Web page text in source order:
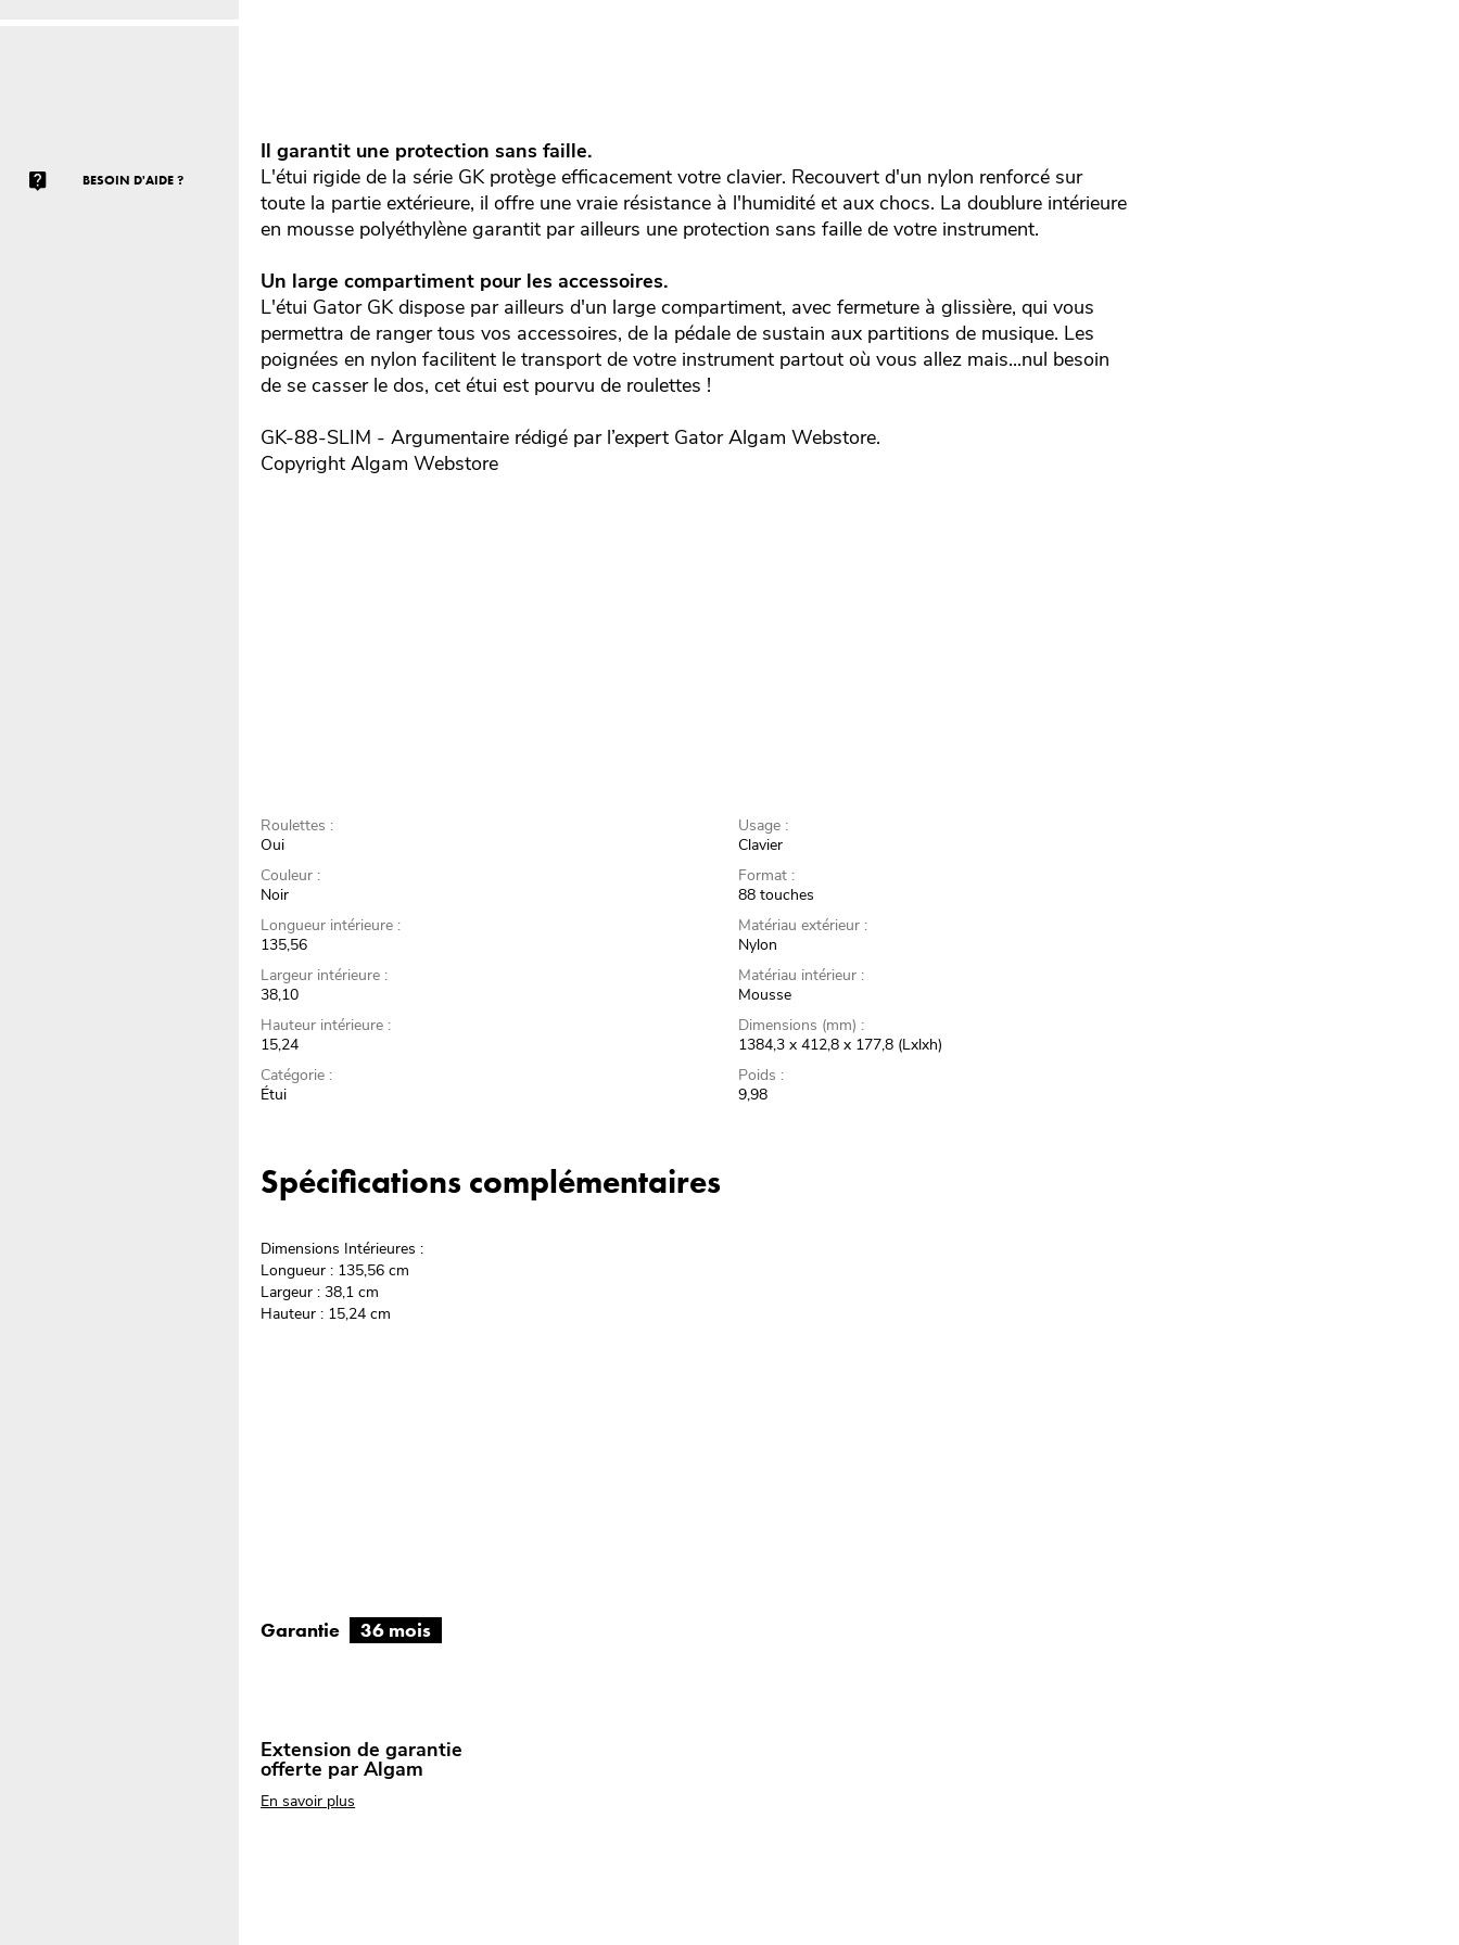
BESOIN D'AIDE ?
Il garantit une protection sans faille.
L'étui rigide de la série GK protège efficacement votre clavier. Recouvert d'un nylon renforcé sur
toute la partie extérieure, il offre une vraie résistance à l'humidité et aux chocs. La doublure intérieure
en mousse polyéthylène garantit par ailleurs une protection sans faille de votre instrument.
Un large compartiment pour les accessoires.
L'étui Gator GK dispose par ailleurs d'un large compartiment, avec fermeture à glissière, qui vous
permettra de ranger tous vos accessoires, de la pédale de sustain aux partitions de musique. Les
poignées en nylon facilitent le transport de votre instrument partout où vous allez mais...nul besoin
de se casser le dos, cet étui est pourvu de roulettes !
GK-88-SLIM - Argumentaire rédigé par l’expert GatorAlgam Webstore.
Copyright Algam Webstore
Roulettes :
Oui
Couleur :
Noir
Longueur intérieure :
135,56
Largeur intérieure :
38,10
Hauteur intérieure :
15,24
Catégorie :
Étui
Usage :
Clavier
Format :
88 touches
Matériau extérieur :
Nylon
Matériau intérieur :
Mousse
Dimensions (mm) :
1384,3 x 412,8 x 177,8 (Lxlxh)
Poids :
9,98
Spécifications complémentaires
Dimensions Intérieures :
Longueur : 135,56 cm
Largeur : 38,1 cm
Hauteur : 15,24 cm
Garantie 36 mois
Extension de garantie
offerte par Algam
En savoir plus